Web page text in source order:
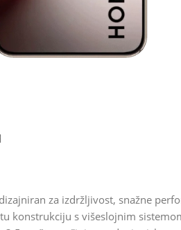
za izdržljivost, snažne
konstrukciju s višeslojnim